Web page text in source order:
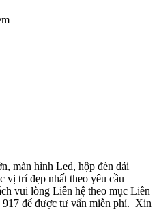
màn hình Led, hộp đèn dải
vị trí đẹp nhất theo yêu cầu
vui lòng Liên hệ theo mục Liên
917 để được tư vấn miễn phí. Xin